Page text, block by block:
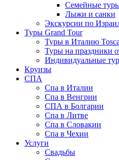
Семейные
Лыжи и санки
Экскурсии по
Туры Grand Tour
Туры в Италию
Туры на праздники
Индивидуальные
Круизы
СПА
Спа в Италии
Спа в Венгрии
СПА в Болгарии
Спа в Литве
Спа в Словакии
Спа в Чехии
Услуги
Свадьбы